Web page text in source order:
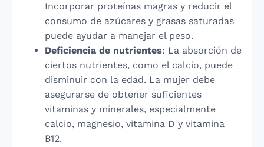
Incorporar proteínas magras y reducir el
consumo de azúcares y grasas saturadas
puede ayudar a manejar el peso.
Deficiencia de nutrientes: La absorción de
ciertos nutrientes, como el calcio, puede
disminuir con la edad. La mujer debe
asegurarse de obtener suficientes
vitaminas y minerales, especialmente
calcio, magnesio, vitamina D y vitamina
B12.